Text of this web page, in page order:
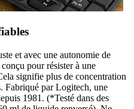
et avec une autonomie de
pour résister à une
signifie plus de concentration
Fabriqué par Logitech, une
1981. (*Testé dans des